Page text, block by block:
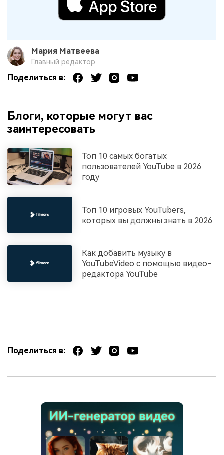
Мария Матвеева
Главный редактор
Поделиться в:
Блоги, которые могут вас
заинтересовать
Топ 10 самых богатых
пользователей YouTube в 2026
году
Топ 10 игровых YouTubers,
которых вы должны знать в 2026
Как добавить музыку в
YouTubeVideo с помощью видео-
редактора YouTube
Поделиться в: